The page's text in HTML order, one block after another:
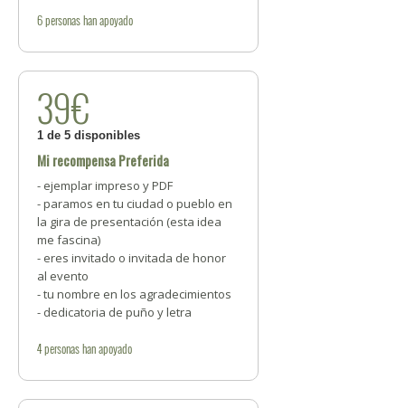
6personashan apoyado
39€
1 de 5 disponibles
Mi recompensa Preferida
- ejemplar impreso y PDF
- paramos en tu ciudad o pueblo en
la gira de presentación (esta idea
me fascina)
- eres invitado o invitada de honor
al evento
- tu nombre en los agradecimientos
- dedicatoria de puño y letra
4personashan apoyado